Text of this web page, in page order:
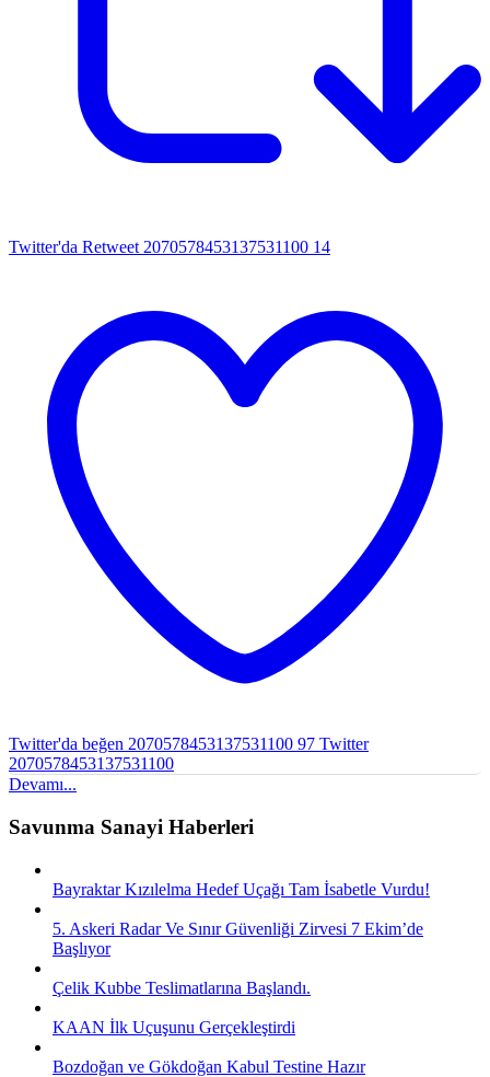
Twitter'da Retweet 2070578453137531100 14
Twitter'da beğen 2070578453137531100 97 Twitter
2070578453137531100
Devamı...
Savunma Sanayi Haberleri
Bayraktar Kızılelma Hedef Uçağı Tam İsabetle Vurdu!
5. Askeri Radar Ve Sınır Güvenliği Zirvesi 7 Ekim’de
Başlıyor
Çelik Kubbe Teslimatlarına Başlandı.
KAAN İlk Uçuşunu Gerçekleştirdi
Bozdoğan ve Gökdoğan Kabul Testine Hazır